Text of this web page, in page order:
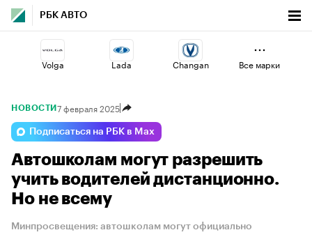
РБК АВТО
Volga Lada Changan
Haval Geely
Omoda Jaecoo Voyah
Все марки
НОВОСТИ 7 февраля 2025
Подписаться на РБК в Max
Автошколам могут разрешить
учить водителей дистанционно.
Но не всему
Минпросвещения: автошколам могут официально